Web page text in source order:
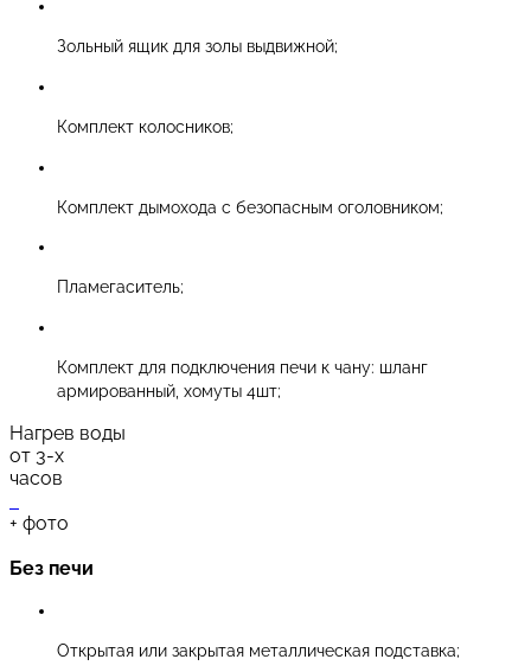
Зольный ящик для золы выдвижной;
Комплект колосников;
Комплект дымохода с безопасным оголовником;
Пламегаситель;
Комплект для подключения печи к чану: шланг
армированный, хомуты 4шт;
Нагрев воды
от 3-х
часов
+ фото
Без печи
Открытая или закрытая металлическая подставка;